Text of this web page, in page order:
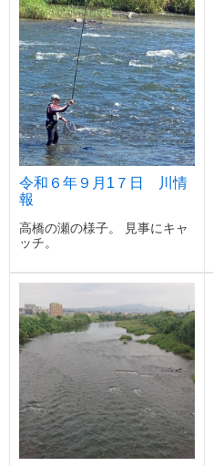
令和６年９月1７日 川情
報
高橋の瀬の様子。 見事にキャ
ッチ。